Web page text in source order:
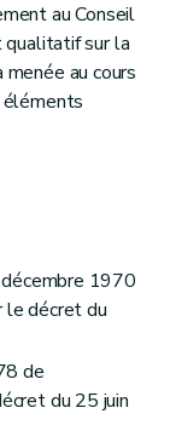
au Conseil
sur la
au cours
1970
le décret du
de
du 25 juin